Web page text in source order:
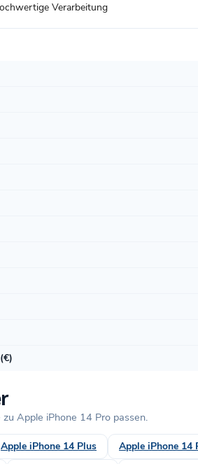
Verarbeitung
Apple iPhone 14 Pro passen.
Apple iPhone 14 Plus Apple iPhone 14